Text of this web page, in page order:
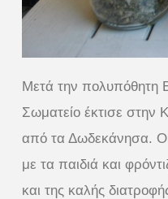
Μετά την πολυπόθητη
Σωματείο έκτισε στην
από τα Δωδεκάνησα.
με τα παιδιά και
και της καλής